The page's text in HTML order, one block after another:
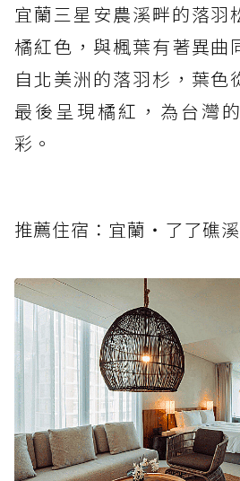
宜蘭三星安農溪畔的落羽
橘紅色，與楓葉有著異曲
自北美洲的落羽杉，葉色
最後呈現橘紅，為台灣
彩。
推薦住宿：宜蘭‧了了礁溪